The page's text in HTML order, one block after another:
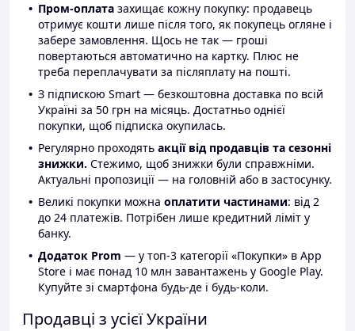
Пром-оплата захищає кожну покупку: продавець
отримує кошти лише після того, як покупець огляне і
забере замовлення. Щось не так — гроші
повертаються автоматично на картку. Плюс не
треба переплачувати за післяплату на пошті.
З підпискою Smart — безкоштовна доставка по всій
Україні за 50 грн на місяць. Достатньо однієї
покупки, щоб підписка окупилась.
Регулярно проходять акції від продавців та сезонні
знижки. Стежимо, щоб знижки були справжніми.
Актуальні пропозиції — на головній або в застосунку.
Великі покупки можна оплатити частинами: від 2
до 24 платежів. Потрібен лише кредитний ліміт у
банку.
Додаток Prom — у топ-3 категорії «Покупки» в App
Store і має понад 10 млн завантажень у Google Play.
Купуйте зі смартфона будь-де і будь-коли.
Продавці з усієї України